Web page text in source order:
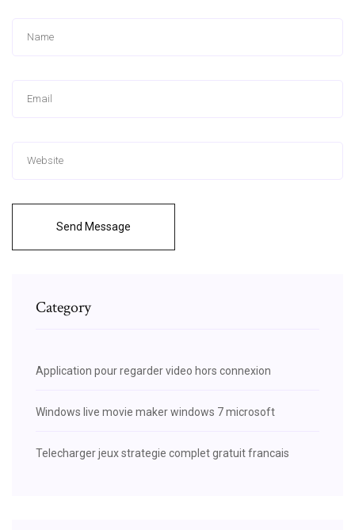
Send Message
Category
Application pour regarder video hors connexion
Windows live movie maker windows 7 microsoft
Telecharger jeux strategie complet gratuit francais